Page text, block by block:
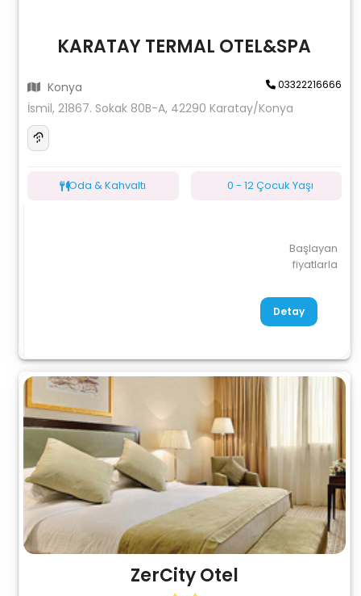
KARATAY TERMAL OTEL&SPA
Konya 03322216666
İsmil, 21867. Sokak 80B-A, 42290 Karatay/Konya
Oda & Kahvaltı 0 - 12 Çocuk Yaşı
Başlayan
fiyatlarla
Detay
ZerCity Otel